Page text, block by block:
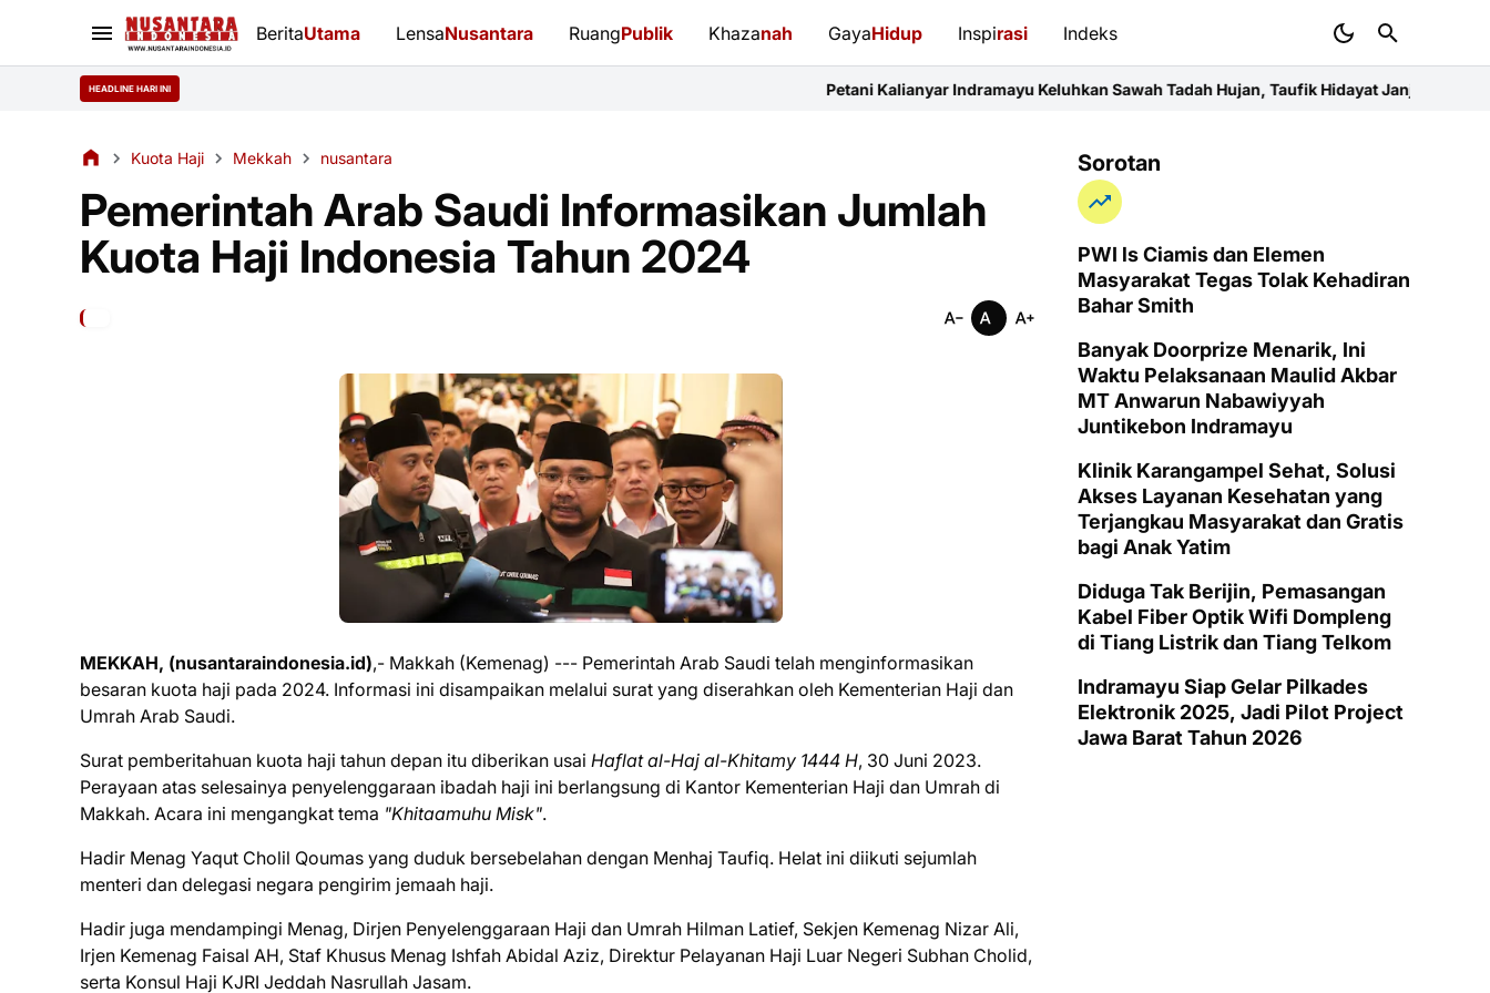
BeritaUtama LensaNusantara RuangPublik Khazanah GayaHidup Inspirasi Indeks
HEADLINE HARI INI Petani Kalianyar Indramayu Keluhkan Sawah Tadah Hujan, Taufik Hidayat Janji Perjuangkan Anggaran
Kuota Haji Mekkah nusantara
Pemerintah Arab Saudi Informasikan Jumlah
Kuota Haji Indonesia Tahun 2024
MEKKAH, (nusantaraindonesia.id),- Makkah (Kemenag) --- Pemerintah Arab Saudi telah menginformasikan
besaran kuota haji pada 2024. Informasi ini disampaikan melalui surat yang diserahkan oleh Kementerian Haji dan
Umrah Arab Saudi.
Surat pemberitahuan kuota haji tahun depan itu diberikan usai Haflat al-Haj al-Khitamy 1444 H, 30 Juni 2023.
Perayaan atas selesainya penyelenggaraan ibadah haji ini berlangsung di Kantor Kementerian Haji dan Umrah di
Makkah. Acara ini mengangkat tema "Khitaamuhu Misk".
Hadir Menag Yaqut Cholil Qoumas yang duduk bersebelahan dengan Menhaj Taufiq. Helat ini diikuti sejumlah
menteri dan delegasi negara pengirim jemaah haji.
Hadir juga mendampingi Menag, Dirjen Penyelenggaraan Haji dan Umrah Hilman Latief, Sekjen Kemenag Nizar Ali,
Irjen Kemenag Faisal AH, Staf Khusus Menag Ishfah Abidal Aziz, Direktur Pelayanan Haji Luar Negeri Subhan Cholid,
serta Konsul Haji KJRI Jeddah Nasrullah Jasam.
Sorotan
PWI ls Ciamis dan Elemen
Masyarakat Tegas Tolak Kehadiran
Bahar Smith
Banyak Doorprize Menarik, Ini
Waktu Pelaksanaan Maulid Akbar
MT Anwarun Nabawiyyah
Juntikebon Indramayu
Klinik Karangampel Sehat, Solusi
Akses Layanan Kesehatan yang
Terjangkau Masyarakat dan Gratis
bagi Anak Yatim
Diduga Tak Berijin, Pemasangan
Kabel Fiber Optik Wifi Dompleng
di Tiang Listrik dan Tiang Telkom
Indramayu Siap Gelar Pilkades
Elektronik 2025, Jadi Pilot Project
Jawa Barat Tahun 2026